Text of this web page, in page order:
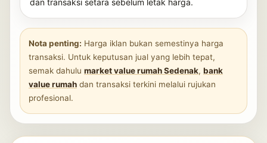
dan transaksi setara sebelum letak harga.
Nota penting: Harga iklan bukan semestinya harga
transaksi. Untuk keputusan jual yang lebih tepat,
semak dahulu market value rumah Sedenak, bank
value rumah dan transaksi terkini melalui rujukan
profesional.